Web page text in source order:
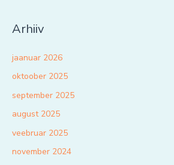
Arhiiv
jaanuar 2026
oktoober 2025
september 2025
august 2025
veebruar 2025
november 2024